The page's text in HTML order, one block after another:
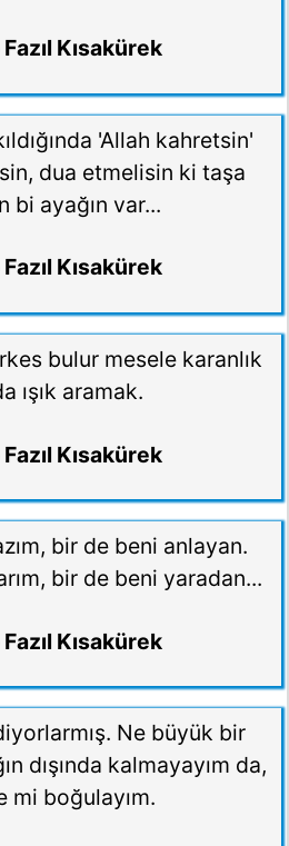
Kısakürek
'Allah kahretsin'
dua etmelisin ki taşa
bi ayağın var...
Kısakürek
bulur mesele karanlık
ışık aramak.
Kısakürek
bir de beni anlayan.
bir de beni yaradan...
Kısakürek
Ne büyük bir
dışında kalmayayım da,
mi boğulayım.